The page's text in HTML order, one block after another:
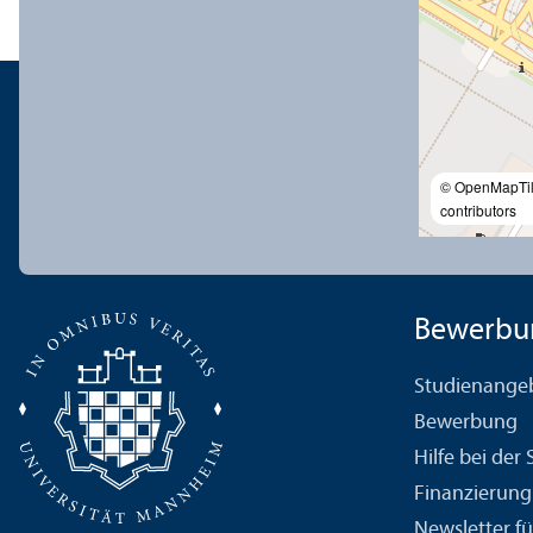
©
contributors
Bewerbung
Hilfe bei der
Finanzierung